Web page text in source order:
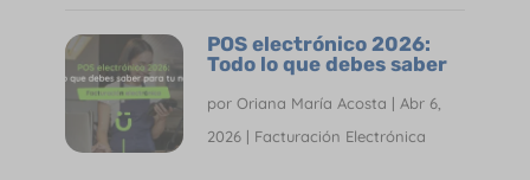
POS electrónico 2026:
Todo lo que debes saber
por Oriana María Acosta | Abr 6,
2026| Facturación Electrónica